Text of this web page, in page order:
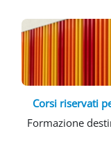
Corsi riservati
Formazione